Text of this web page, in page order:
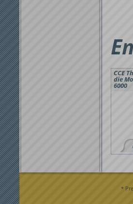
CCE
die
6000
*